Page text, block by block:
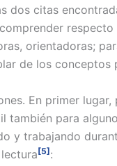
dos citas
orientadoras;
de los conceptos
En primer
también para
y trabajando
[5]: